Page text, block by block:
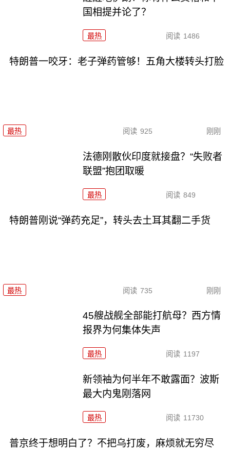
国相提并论了？
最热 阅读 1486
特朗普一咬牙：老子弹药管够！五角大楼转头打脸
最热 阅读 925 刚刚
法德刚散伙印度就接盘？“失败者
联盟”抱团取暖
最热 阅读 849
特朗普刚说“弹药充足”，转头去土耳其翻二手货
最热 阅读 735 刚刚
45艘战舰全部能打航母？西方情
报界为何集体失声
最热 阅读 1197
新领袖为何半年不敢露面？波斯
最大内鬼刚落网
最热 阅读 11730
普京终于想明白了？不把乌打废，麻烦就无穷尽